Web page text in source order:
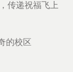
传递祝福飞上
的校区